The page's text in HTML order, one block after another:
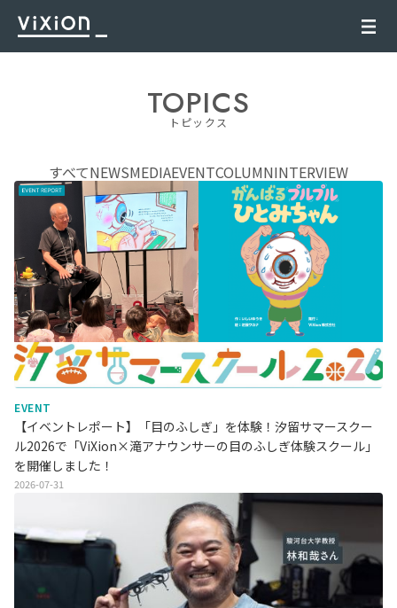
TOPICS
トピックス
すべてNEWSMEDIAEVENTCOLUMNINTERVIEW
EVENT
【イベントレポート】「目のふしぎ」を体験！汐留サマースクー
ル2026で「ViXion×滝アナウンサーの目のふしぎ体験スクール」
を開催しました！
2026-07-31